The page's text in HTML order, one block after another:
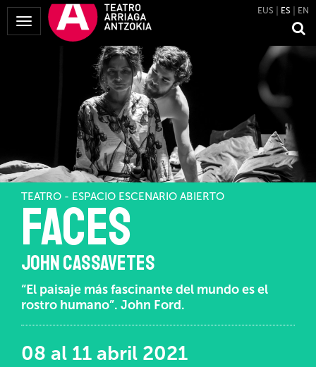
Mostrar
Menú
EUS ES EN
TEATRO - ESPACIO ESCENARIO ABIERTO
Faces
JOHN CASSAVETES
“El paisaje más fascinante del mundo es el
rostro humano”. John Ford.
08 al 11 abril 2021